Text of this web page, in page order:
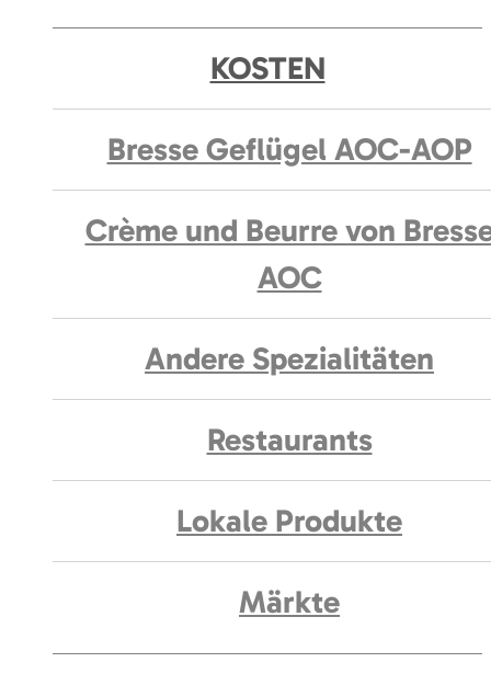
KOSTEN
Bresse Geflügel AOC-AOP
Crème und Beurre von
AOC
Andere Spezialitäten
Restaurants
Lokale Produkte
Märkte